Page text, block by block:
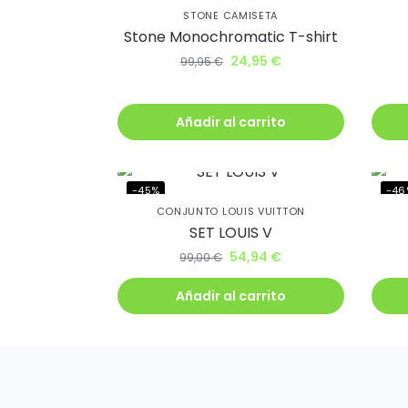
STONE CAMISETA
Stone Monochromatic T-shirt
99,95€ 24,95 €
Añadir al carrito
-45%
CONJUNTO LOUIS VUITTON
SET LOUIS V
99,00€ 54,94 €
Añadir al carrito
-